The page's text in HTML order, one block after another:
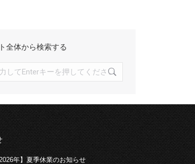
全体から検索する
2026年】夏季休業のお知らせ